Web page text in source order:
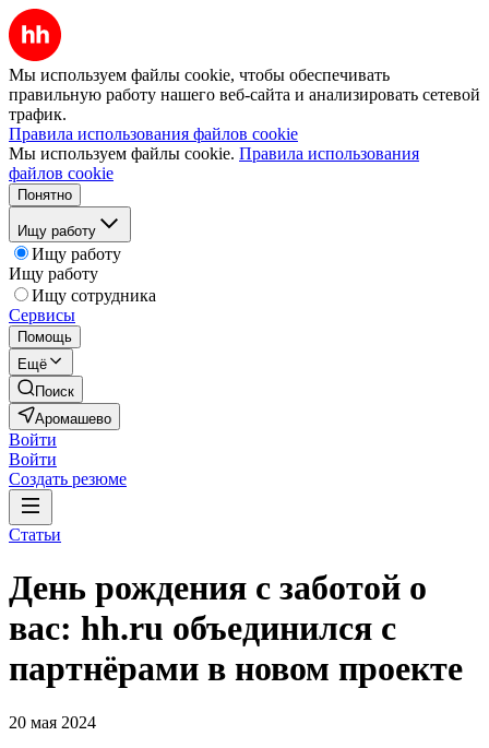
Мы используем файлы cookie, чтобы обеспечивать
правильную работу нашего веб-сайта и анализировать сетевой
трафик.
Правила использования файлов cookie
Мы используем файлы cookie. Правила использования
файлов cookie
Понятно
Ищу работу
Ищу работу
Ищу работу
Ищу сотрудника
Сервисы
Помощь
Ещё
Поиск
Аромашево
Войти
Войти
Создать резюме
Статьи
День рождения с заботой о
вас: hh.ru объединился с
партнёрами в новом проекте
20 мая 2024